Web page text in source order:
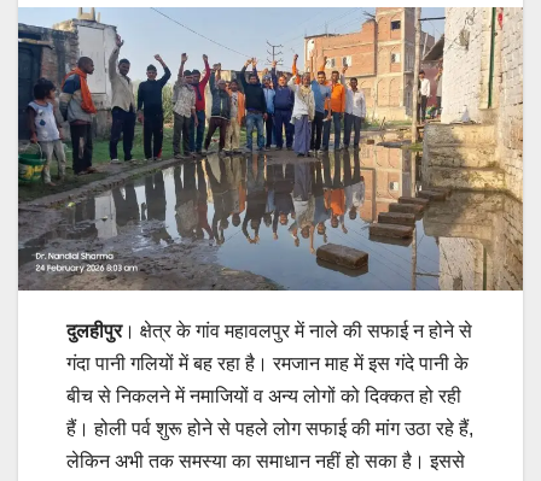
दुलहीपुर। क्षेत्र के गांव महावलपुर में नाले की सफाई न होने से
गंदा पानी गलियों में बह रहा है। रमजान माह में इस गंदे पानी के
बीच से निकलने में नमाजियों व अन्य लोगों को दिक्कत हो रही
हैं। होली पर्व शुरू होने से पहले लोग सफाई की मांग उठा रहे हैं,
लेकिन अभी तक समस्या का समाधान नहीं हो सका है। इससे